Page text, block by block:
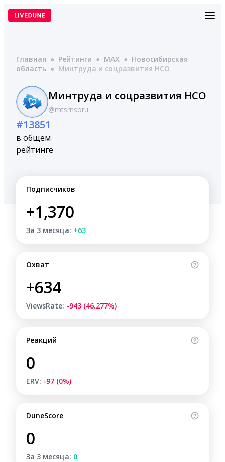
Перейти
Главная ● Рейтинги ● MAX ● Новосибирская
область ● Минтруда и соцразвития НСО
Минтруда и соцразвития НСО
@mtsrnsoru
#13851
в общем
рейтинге
Подписчиков
+1,370
За 3 месяца: +63
Охват
+634
ViewsRate: -943 (46.277%)
Реакций
0
ERV: -97 (0%)
DuneScore
0
За 3 месяца: 0